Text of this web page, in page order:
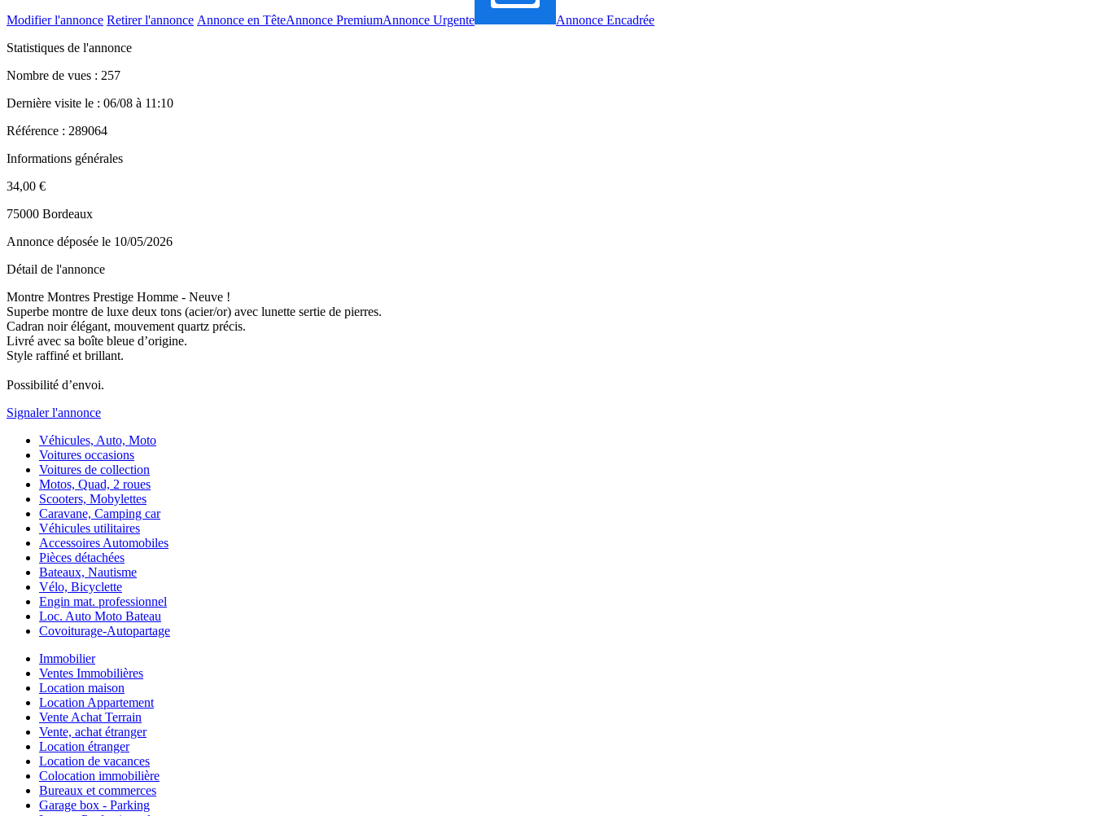
Modifier l'annonce Retirer l'annonce Annonce en TêteAnnonce PremiumAnnonce Urgente
Annonce Encadrée
Statistiques de l'annonce
Nombre de vues : 257
Dernière visite le : 06/08 à 11:10
Référence : 289064
Informations générales
34,00 €
75000 Bordeaux
Annonce déposée le 10/05/2026
Détail de l'annonce
Montre Montres Prestige Homme - Neuve !
Superbe montre de luxe deux tons (acier/or) avec lunette sertie de pierres.
Cadran noir élégant, mouvement quartz précis.
Livré avec sa boîte bleue d’origine.
Style raffiné et brillant.
Possibilité d’envoi.
Signaler l'annonce
Véhicules, Auto, Moto
Voitures occasions
Voitures de collection
Motos, Quad, 2 roues
Scooters, Mobylettes
Caravane, Camping car
Véhicules utilitaires
Accessoires Automobiles
Pièces détachées
Bateaux, Nautisme
Vélo, Bicyclette
Engin mat. professionnel
Loc. Auto Moto Bateau
Covoiturage-Autopartage
Immobilier
Ventes Immobilières
Location maison
Location Appartement
Vente Achat Terrain
Vente, achat étranger
Location étranger
Location de vacances
Colocation immobilière
Bureaux et commerces
Garage box - Parking